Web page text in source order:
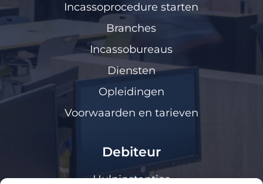
Incassoprocedure starten
Branches
Incassobureaus
Diensten
Opleidingen
Voorwaarden en tarieven
Debiteur
Hulpinstanties